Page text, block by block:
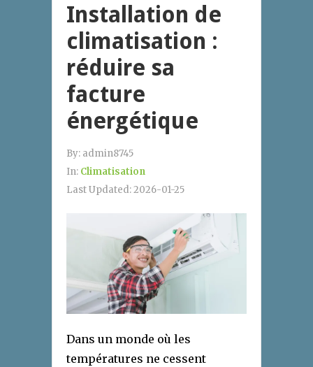
Installation de
climatisation :
réduire sa
facture
énergétique
By: admin8745
In: Climatisation
Last Updated:2026-01-25
Dans un monde où les
températures ne cessent